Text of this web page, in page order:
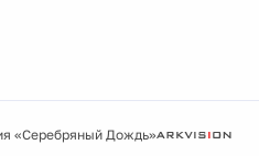
«Серебряный Дождь»